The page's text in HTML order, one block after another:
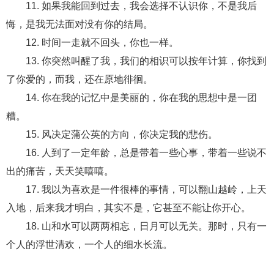
11. 如果我能回到过去，我会选择不认识你，不是我后
悔，是我无法面对没有你的结局。
12. 时间一走就不回头，你也一样。
13. 你突然叫醒了我，我们的相识可以按年计算，你找到
了你爱的，而我，还在原地徘徊。
14. 你在我的记忆中是美丽的，你在我的思想中是一团
糟。
15. 风决定蒲公英的方向，你决定我的悲伤。
16. 人到了一定年龄，总是带着一些心事，带着一些说不
出的痛苦，天天笑嘻嘻。
17. 我以为喜欢是一件很棒的事情，可以翻山越岭，上天
入地，后来我才明白，其实不是，它甚至不能让你开心。
18. 山和水可以两两相忘，日月可以无关。那时，只有一
个人的浮世清欢，一个人的细水长流。